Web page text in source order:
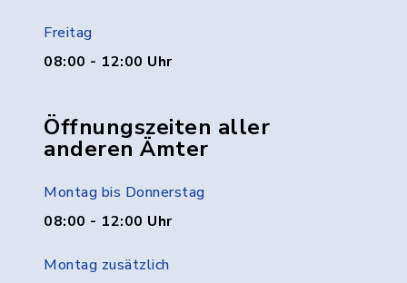
Freitag
08:00 - 12:00 Uhr
Öffnungszeiten aller
anderen Ämter
Montag bis Donnerstag
08:00 - 12:00 Uhr
Montag zusätzlich